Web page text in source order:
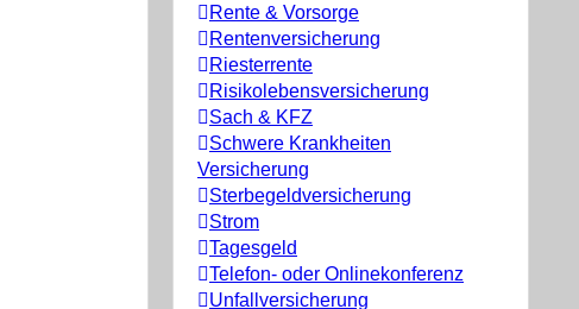
Rente & Vorsorge
Rentenversicherung
Riesterrente
Risikolebensversicherung
Sach & KFZ
Schwere Krankheiten
Versicherung
Sterbegeldversicherung
Strom
Tagesgeld
Telefon- oder Onlinekonferenz
Unfallversicherung